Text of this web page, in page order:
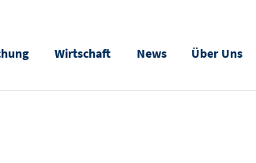
Wirtschaft News Über Uns